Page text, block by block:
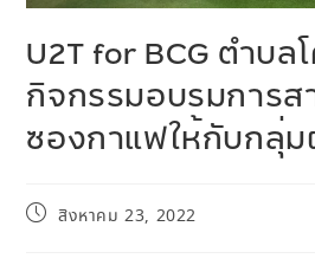
U2T for BCG ตำบ
กิจกรรมอบรมการส
ซองกาแฟให้กับกลุ่
สิงหาคม 23, 2022